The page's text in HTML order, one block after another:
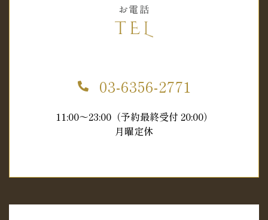
お電話
TEL
03-6356-2771
11:00～23:00（予約最終受付 20:00）
月曜定休